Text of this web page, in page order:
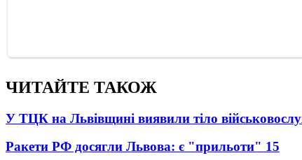
ЧИТАЙТЕ ТАКОЖ
У ТЦК на Львівщині виявили тіло
Ракети РФ досягли Львова: є "прильоти" 15